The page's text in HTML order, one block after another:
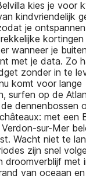
kies je voor
kindvriendelijk
je
kortingen
wanneer je
met je data. Zo
zonder in te
komt voor lange
surfen op de
dennenbossen
met een
sur-Mer
Wacht niet te
zijn snel
droomverblijf met
van oceaan